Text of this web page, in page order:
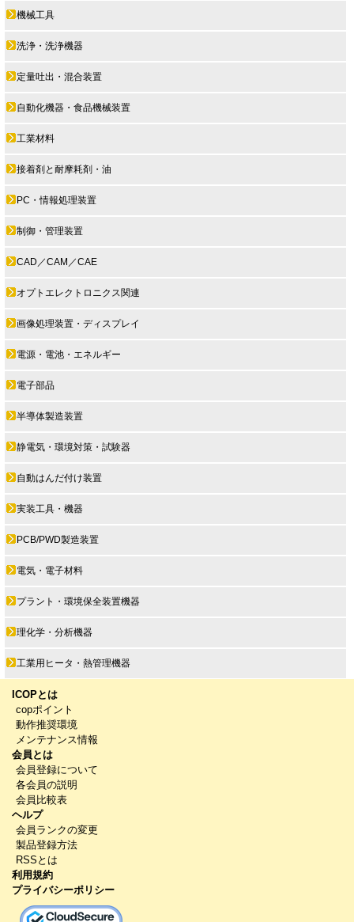
機械工具
洗浄・洗浄機器
定量吐出・混合装置
自動化機器・食品機械装置
工業材料
接着剤と耐摩耗剤・油
PC・情報処理装置
制御・管理装置
CAD／CAM／CAE
オプトエレクトロニクス関連
画像処理装置・ディスプレイ
電源・電池・エネルギー
電子部品
半導体製造装置
静電気・環境対策・試験器
自動はんだ付け装置
実装工具・機器
PCB/PWD製造装置
電気・電子材料
プラント・環境保全装置機器
理化学・分析機器
工業用ヒータ・熱管理機器
ICOPとは
copポイント
動作推奨環境
メンテナンス情報
会員とは
会員登録について
各会員の説明
会員比較表
ヘルプ
会員ランクの変更
製品登録方法
RSSとは
利用規約
プライバシーポリシー